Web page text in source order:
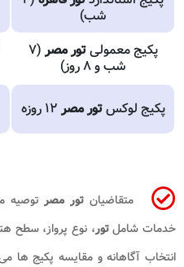
شب)
پکیج معمولیتور مصر (۷
شب و ۸ روز)
پکیج لوکستور مصر۱۲ روزه
متقاضیان تور مصر توصیه
خدمات شاملتور، نوع پرواز، سطح
انتخاب آگاهانه و مقایسه پکیج ها